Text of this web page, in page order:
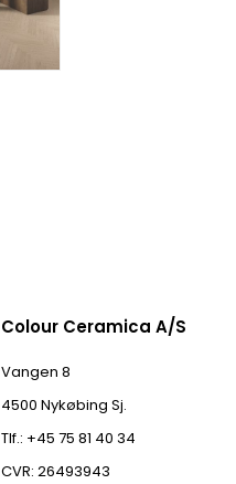
Colour Ceramica A/S
Vangen 8
4500 Nykøbing Sj.
Tlf.: +45 75 81 40 34
CVR: 26493943